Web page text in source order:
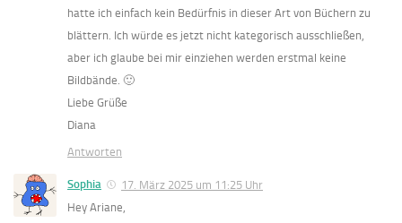
hatte ich einfach kein Bedürfnis in dieser Art von Büchern zu
blättern. Ich würde es jetzt nicht kategorisch ausschließen,
aber ich glaube bei mir einziehen werden erstmal keine
Bildbände. 🙂
Liebe Grüße
Diana
Antworten
Sophia
17. März 2025 um 11:25 Uhr
Hey Ariane,